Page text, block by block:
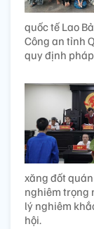
quốc tế Lao
Công an tỉnh
quy định
xăng đốt
nghiêm trọng
lý nghiêm
hội.